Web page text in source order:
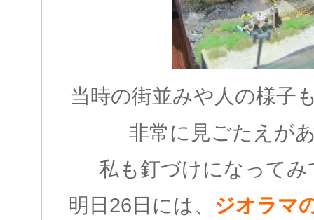
当時の街並みや人の様子
非常に見ごたえが
私も釘づけになって
明日26日には、
ジオラマ